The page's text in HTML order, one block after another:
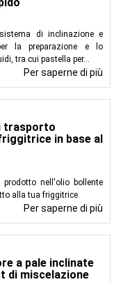
di inclinazione e
la preparazione e lo
tra cui pastella per...
Per saperne di più
trasporto
in base al
nell'olio bollente
alla tua friggitrice.
Per saperne di più
a pale inclinate
di miscelazione